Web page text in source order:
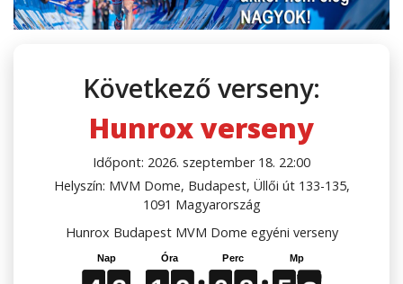
Következő verseny:
Hunrox verseny
Időpont: 2026. szeptember 18. 22:00
Helyszín: MVM Dome, Budapest, Üllői út 133-135,
1091 Magyarország
Hunrox Budapest MVM Dome egyéni verseny